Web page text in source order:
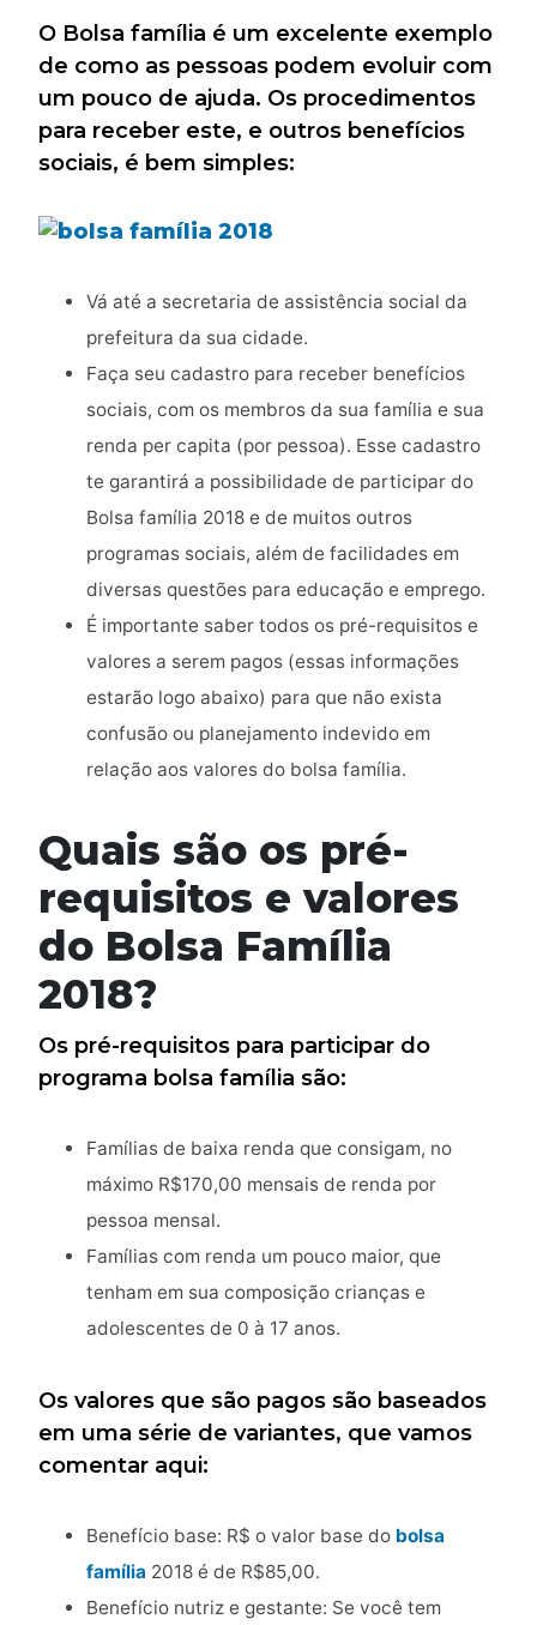
O Bolsa família é um excelente exemplo
de como as pessoas podem evoluir com
um pouco de ajuda. Os procedimentos
para receber este, e outros benefícios
sociais, é bem simples:
Vá até a secretaria de assistência social da
prefeitura da sua cidade.
Faça seu cadastro para receber benefícios
sociais, com os membros da sua família e sua
renda per capita (por pessoa). Esse cadastro
te garantirá a possibilidade de participar do
Bolsa família 2018 e de muitos outros
programas sociais, além de facilidades em
diversas questões para educação e emprego.
É importante saber todos os pré-requisitos e
valores a serem pagos (essas informações
estarão logo abaixo) para que não exista
confusão ou planejamento indevido em
relação aos valores do bolsa família.
Quais são os pré-
requisitos e valores
do Bolsa Família
2018?
Os pré-requisitos para participar do
programa bolsa família são:
Famílias de baixa renda que consigam, no
máximo R$170,00 mensais de renda por
pessoa mensal.
Famílias com renda um pouco maior, que
tenham em sua composição crianças e
adolescentes de 0 à 17 anos.
Os valores que são pagos são baseados
em uma série de variantes, que vamos
comentar aqui:
Benefício base: R$ o valor base do bolsa
família 2018 é de R$85,00.
Benefício nutriz e gestante: Se você tem